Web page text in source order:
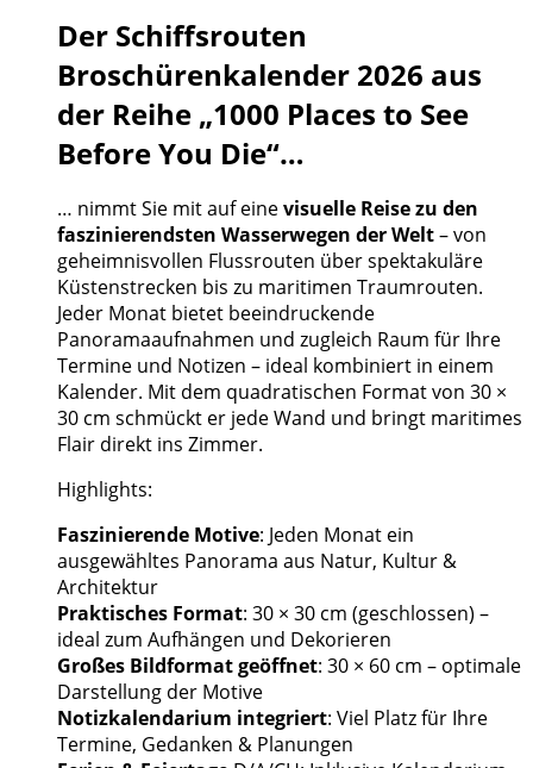
Der Schiffsrouten
Broschürenkalender 2026 aus
der Reihe „1000 Places to See
Before You Die“…
… nimmt Sie mit auf einevisuelle Reise zu den
faszinierendsten Wasserwegen der Welt– von
geheimnisvollen Flussrouten über spektakuläre
Küstenstrecken bis zu maritimen Traumrouten.
Jeder Monat bietet beeindruckende
Panoramaaufnahmen und zugleich Raum für Ihre
Termine und Notizen – ideal kombiniert in einem
Kalender. Mit dem quadratischen Format von 30 ×
30 cm schmückt er jede Wand und bringt maritimes
Flair direkt ins Zimmer.
Highlights:
Faszinierende Motive: Jeden Monat ein
ausgewähltes Panorama aus Natur, Kultur &
Architektur
Praktisches Format: 30 × 30 cm (geschlossen) –
ideal zum Aufhängen und Dekorieren
Großes Bildformat geöffnet: 30 × 60 cm – optimale
Darstellung der Motive
Notizkalendarium integriert: Viel Platz für Ihre
Termine, Gedanken & Planungen